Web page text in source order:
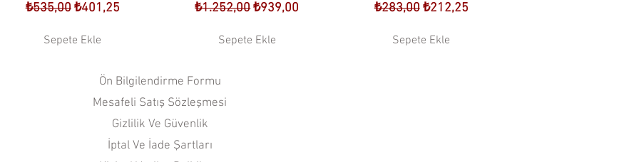
Normal Fiyat
₺535,00 İndirimli Fiyat
₺401,25
Sepete Ekle
Normal Fiyat
₺1.252,00İndirimli Fiyat
₺939,00
Sepete Ekle
Normal Fiyat
₺283,00 İndirimli Fiyat
₺212,25
Sepete Ekle
Ön Bilgilendirme Formu
Mesafeli Satış Sözleşmesi
Gizlilik Ve Güvenlik
İptal Ve İade Şartları